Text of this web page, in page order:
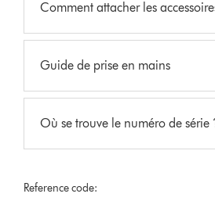
Comment attacher les
Guide de prise en mains
Où se trouve le numéro de série
Reference code: